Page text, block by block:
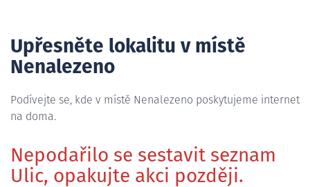
Upřesněte lokalitu v místě
Nenalezeno
Podívejte se, kde v místě Nenalezeno poskytujeme internet
na doma.
Nepodařilo se sestavit seznam
Ulic, opakujte akci později.